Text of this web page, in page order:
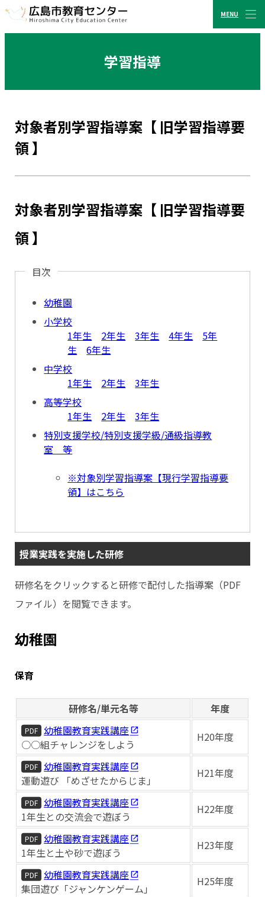
広島市教育センター
学習指導
対象者別学習指導案【 旧学習指導要
領 】
対象者別学習指導案【 旧学習指導要
領 】
目次
幼稚園
小学校
1年生
2年生 3年生 4年生
5年
生
6年生
中学校
1年生
2年生
3年生
高等学校
1年生
2年生
3年生
特別支援学校/特別支援学級/通級指導教
室 等
※対象別学習指導案【現行学習指導要
領】はこちら
授業実践を実施した研修
研修名をクリックすると研修で配付した指導案（PDF
ファイル）を閲覧できます。
幼稚園
保育
研修名/単元名等 年度
PDF
幼稚園教育実践講座
○○組チャレンジをしよう
H20年度
PDF
幼稚園教育実践講座
運動遊び 「めざせたからじま」
H21年度
PDF
幼稚園教育実践講座
1年生との交流会で遊ぼう
H22年度
PDF
幼稚園教育実践講座
1年生と土や砂で遊ぼう
H23年度
PDF
幼稚園教育実践講座
集団遊び「ジャンケンゲーム」
H25年度
MENU